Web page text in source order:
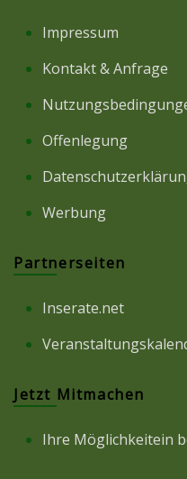
Impressum
Kontakt & Anfrage
Offenlegung
Werbung
Partnerseiten
Inserate.net
Jetzt Mitmachen
Ihre Möglichkeitein